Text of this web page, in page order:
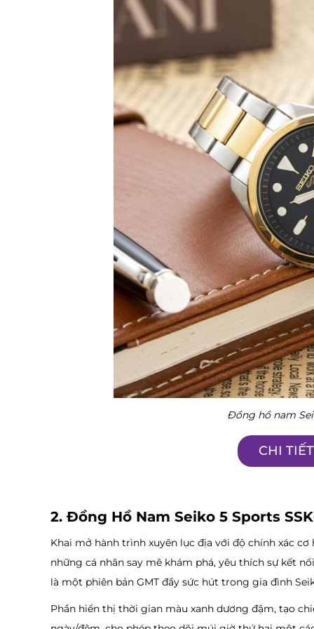
Đồng hồ nam
CHI
2. Đồng Hồ Nam Seiko 5 Sports
Khai mở hành trình xuyên lục địa với độ chính xác cơ
những cá nhân say mê khám phá, yêu thích sự kết
là một phiên bản GMT đầy sức hút trong gia đình
Phần hiển thị thời gian màu xanh dương đậm, tạo